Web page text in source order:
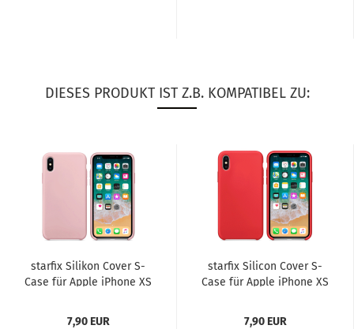
DIESES PRODUKT IST Z.B. KOMPATIBEL ZU:
star­fix Si­li­kon Cover S-​
Case für Apple iPho­ne XS
7,90 EUR
star­fix Si­li­con Cover S-​
Case für Apple iPho­ne XS
7,90 EUR